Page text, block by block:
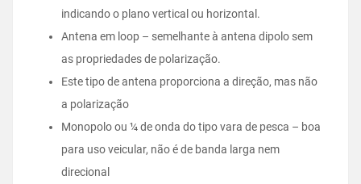
indicando o plano vertical ou horizontal.
Antena em loop – semelhante à antena dipolo sem
as propriedades de polarização.
Este tipo de antena proporciona a direção, mas não
a polarização
Monopolo ou ¼ de onda do tipo vara de pesca – boa
para uso veicular, não é de banda larga nem
direcional